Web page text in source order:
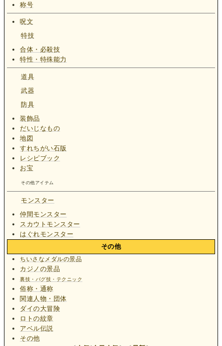
称号
呪文
特技
合体・必殺技
特性・特殊能力
道具
武器
防具
装飾品
だいじなもの
地図
すれちがい石版
レシピブック
お宝
その他アイテム
モンスター
仲間モンスター
スカウトモンスター
はぐれモンスター
その他
ちいさなメダルの景品
カジノの景品
裏技・バグ技・テクニック
俗称・通称
関連人物・団体
ダイの大冒険
ロトの紋章
アベル伝説
その他